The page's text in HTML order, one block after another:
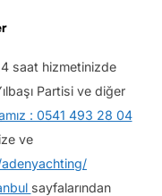
saat hizmetinizde
Partisi ve diğer
: 0541 493 28 04
ve
sayfalarından